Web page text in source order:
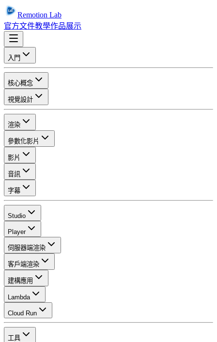
Remotion Lab
官方文件教學作品展示
入門
核心概念
視覺設計
渲染
參數化影片
影片
音訊
字幕
Studio
Player
伺服器端渲染
客戶端渲染
建構應用
Lambda
Cloud Run
工具